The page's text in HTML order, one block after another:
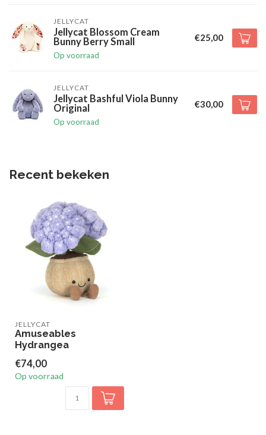
JELLYCAT
Jellycat Blossom Cream
Bunny Berry Small
Op voorraad
€25,00
JELLYCAT
Jellycat Bashful Viola Bunny
Original
Op voorraad
€30,00
Recent bekeken
JELLYCAT
Amuseables
Hydrangea
€74,00
Op voorraad